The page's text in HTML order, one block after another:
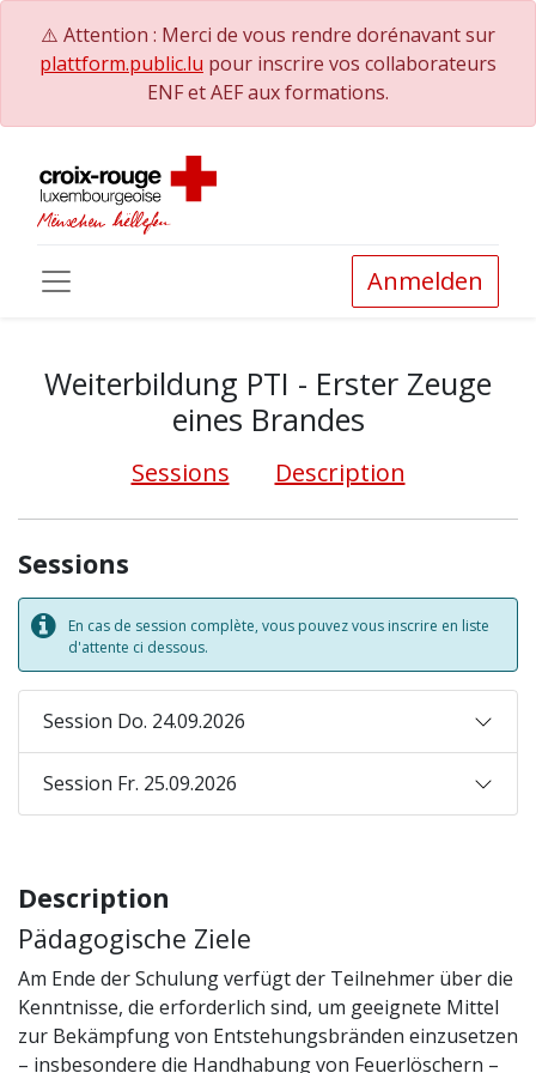
⚠️ Attention : Merci de vous rendre dorénavant sur
plattform.public.lu pour inscrire vos collaborateurs
ENF et AEF aux formations.
Anmelden
Weiterbildung PTI - Erster Zeuge
eines Brandes
Sessions Description
Sessions
En cas de session complète, vous pouvez vous inscrire en liste
d'attente ci dessous.
Session Do. 24.09.2026
Session Fr. 25.09.2026
Description
Pädagogische Ziele
Am Ende der Schulung verfügt der Teilnehmer über die
Kenntnisse, die erforderlich sind, um geeignete Mittel
zur Bekämpfung von Entstehungsbränden einzusetzen
– insbesondere die Handhabung von Feuerlöschern –